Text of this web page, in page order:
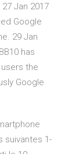
Jan 2017
Google
29 Jan
has
the
Google
suivantes 1-